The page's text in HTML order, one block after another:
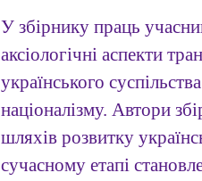
У збірнику праць
аксіологічні аспекти
українського
націоналізму. Автори
шляхів розвитку
сучасному етапі